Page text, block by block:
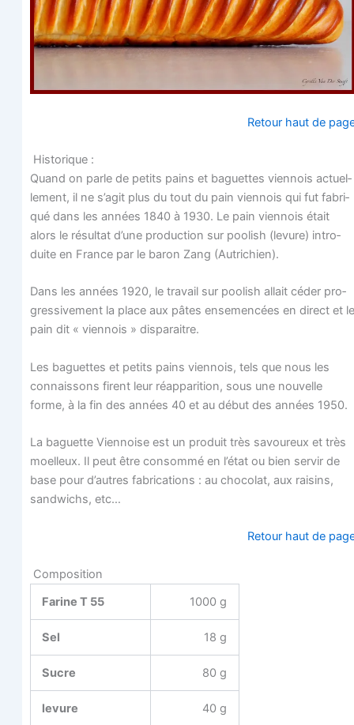
Retour haut de
Historique :
Quand on parle de petits pains et baguettes vien­nois actuel­
le­ment, il ne s’agit plus du tout du pain vien­nois qui fut fabri­
qué dans les années 1840 à 1930. Le pain vien­nois était
alors le résul­tat d’une pro­duc­tion sur poo­lish (levure) intro­
duite en France par le baron Zang (Autri­chien).
Dans les années 1920, le tra­vail sur poo­lish allait céder pro­
gres­si­ve­ment la place aux pâtes ense­men­cées en direct et le
pain dit « vien­nois » disparaitre.
Les baguettes et petits pains vien­nois, tels que nous les
connais­sons firent leur réap­pa­ri­tion, sous une nou­velle
forme, à la fin des années 40 et au début des années 1950.
La baguette Vien­noise est un pro­duit très savou­reux et très
moel­leux. Il peut être consom­mé en l’état ou bien ser­vir de
base pour d’autres fabri­ca­tions : au cho­co­lat, aux rai­sins,
sand­wichs, etc…
Retour haut de
Composition
Farine T 55
1000 g
Sel 18 g
Sucre 80 g
levure 40 g